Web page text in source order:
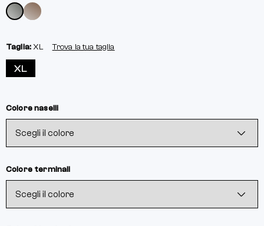
Taglia: XL Trova la tua taglia
XL
Colore naselli
Colore terminali